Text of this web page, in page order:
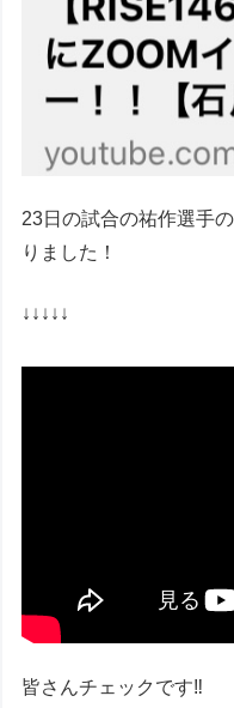
23日の試合の祐作選手
りました！
↓↓↓↓↓
皆さんチェックです‼︎